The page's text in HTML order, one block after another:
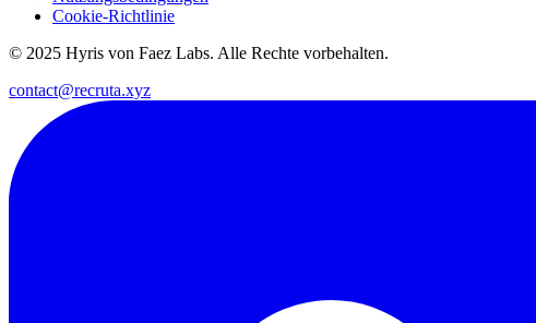
Cookie-Richtlinie
© 2025 Hyris von Faez Labs. Alle Rechte vorbehalten.
contact@recruta.xyz